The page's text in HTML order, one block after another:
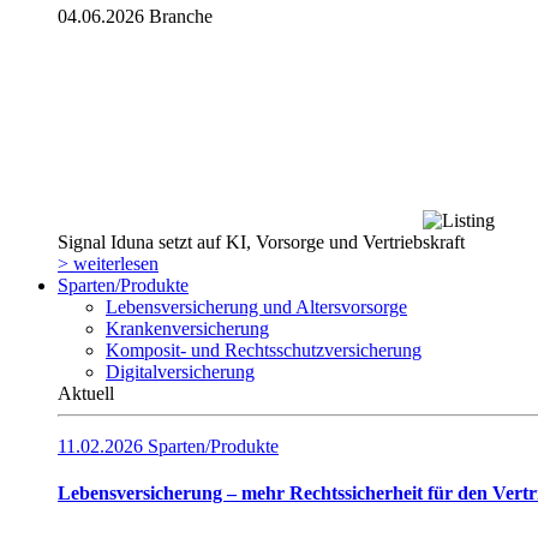
04.06.2026 Branche
Signal Iduna setzt auf KI, Vorsorge und Vertriebskraft
> weiterlesen
Sparten/Produkte
Lebensversicherung und Altersvorsorge
Krankenversicherung
Komposit- und Rechtsschutzversicherung
Digitalversicherung
Aktuell
11.02.2026 Sparten/Produkte
Lebensversicherung – mehr Rechtssicherheit für den